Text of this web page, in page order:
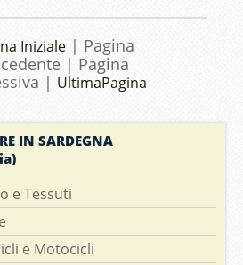
Iniziale| Pagina
| Pagina
| UltimaPagina
IN SARDEGNA
e Tessuti
e Motocicli